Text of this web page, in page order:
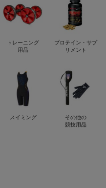
トレーニング
用品
プロテイン・サプ
リメント
スイミング
その他の
競技用品